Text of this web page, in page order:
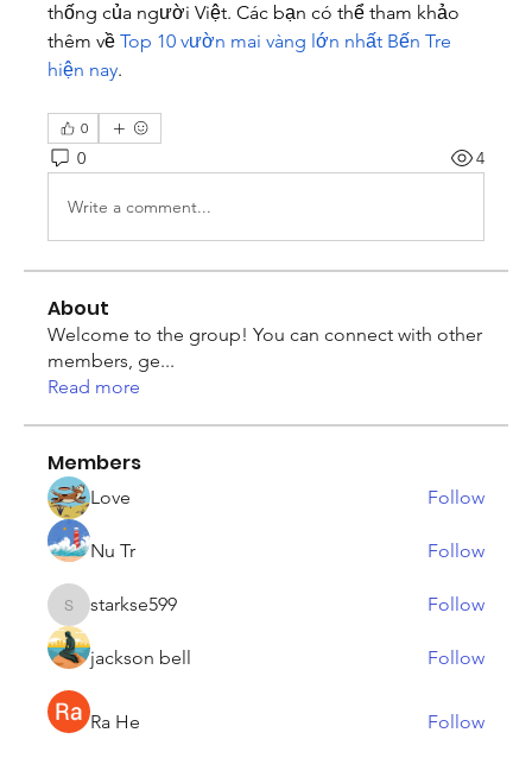
thống của người Việt. Các bạn có thể tham khảo
thêm về Top 10 vườn mai vàng lớn nhất Bến Tre
hiện nay.
0
0 4
Write a comment...
About
Welcome to the group! You can connect with other
members, ge...
Read more
Members
Love Follow
Nu Tr Follow
starkse599
starkse599 Follow
jackson bell Follow
Ra He
Follow